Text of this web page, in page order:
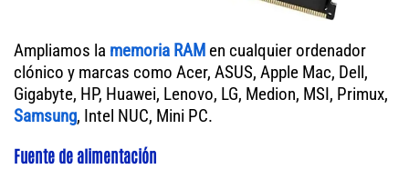
Ampliamos la memoria RAM en cualquier ordenador
clónico y marcas como Acer, ASUS, Apple Mac, Dell,
Gigabyte, HP, Huawei, Lenovo, LG, Medion, MSI, Primux,
Samsung, Intel NUC, Mini PC.
Fuente de alimentación